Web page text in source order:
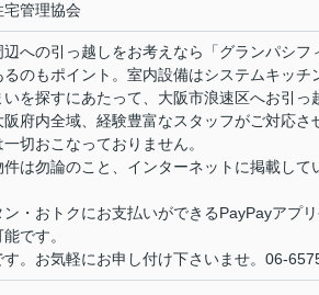
管理協会
への引っ越しをお考えなら「グランパシ
のもポイント。室内設備はシステムキッチ
を探すにあたって、大阪市浪速区へお引
府内全域、経験豊富なスタッフがご対応さ
切おこなっておりません。
は勿論のこと、インターネットに掲載して
・おトクにお支払いができるPayPayアプ
です。
。お気軽にお申し付け下さいませ。06-